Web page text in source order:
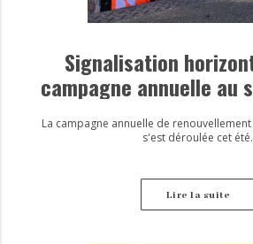
Signalisation
campagne annuelle au
sécurité
La campagne annuelle de
s'est déroulée cet été.
Lire la suite